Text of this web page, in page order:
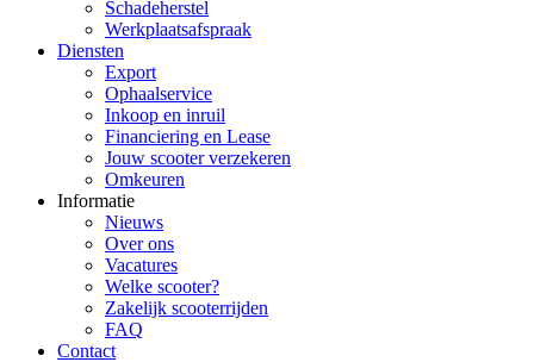
Schadeherstel
Werkplaatsafspraak
Diensten
Export
Ophaalservice
Inkoop en inruil
Financiering en Lease
Jouw scooter verzekeren
Omkeuren
Informatie
Nieuws
Over ons
Vacatures
Welke scooter?
Zakelijk scooterrijden
FAQ
Contact